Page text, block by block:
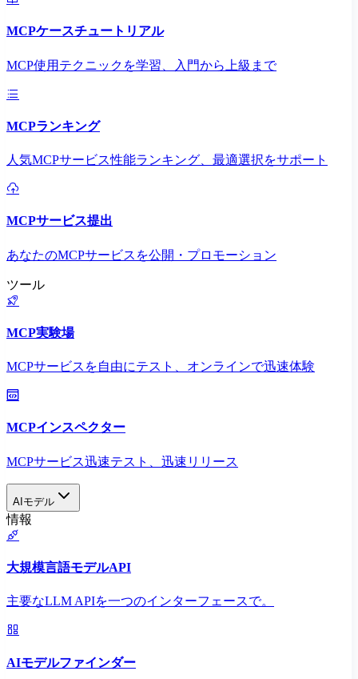
MCPケースチュートリアル
MCP使用テクニックを学習、入門から上級まで
MCPランキング
人気MCPサービス性能ランキング、最適選択をサポート
MCPサービス提出
あなたのMCPサービスを公開・プロモーション
ツール
MCP実験場
MCPサービスを自由にテスト、オンラインで迅速体験
MCPインスペクター
MCPサービス迅速テスト、迅速リリース
AIモデル
情報
大規模言語モデルAPI
主要なLLM APIを一つのインターフェースで。
AIモデルファインダー